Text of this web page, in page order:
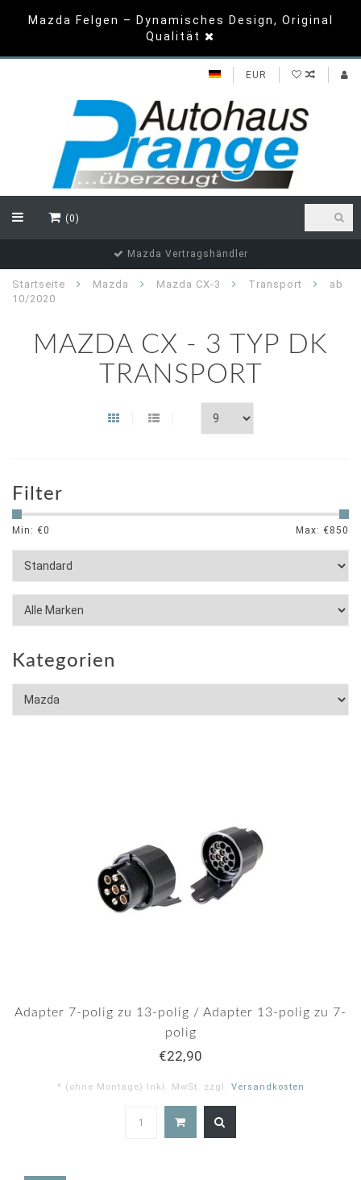
Mazda Felgen – Dynamisches Design, Original
Qualität
EUR
(0)
Top Bewertungen
Startseite Mazda Mazda CX-3 Transport
ab
10/2020
MAZDA CX - 3 TYP DK
TRANSPORT
Filter
Min: €0 Max: €850
Kategorien
Adapter 7-polig zu 13-polig / Adapter 13-polig zu 7-
polig
€22,90
* (ohne Montage) Inkl. MwSt. zzgl. Versandkosten